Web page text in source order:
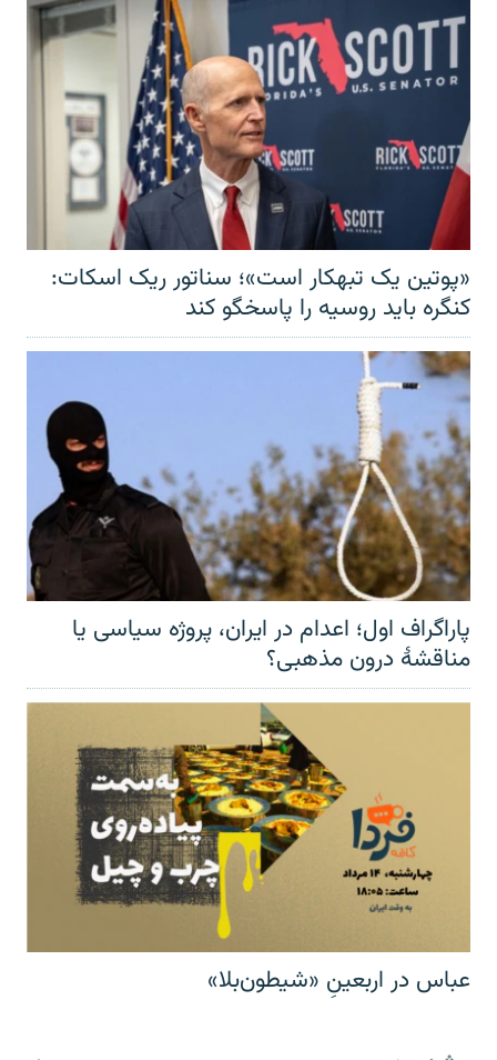
«پوتین یک تبهکار است»؛ سناتور ریک اسکات:
کنگره باید روسیه را پاسخگو کند
پاراگراف اول؛ اعدام در ایران، پروژه سیاسی یا
مناقشهٔ درون مذهبی؟
عباس در اربعینِ «شیطون‌بلا»